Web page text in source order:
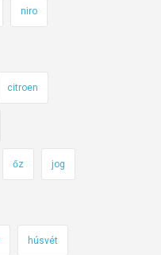
niro
citroen
őz jog
húsvét